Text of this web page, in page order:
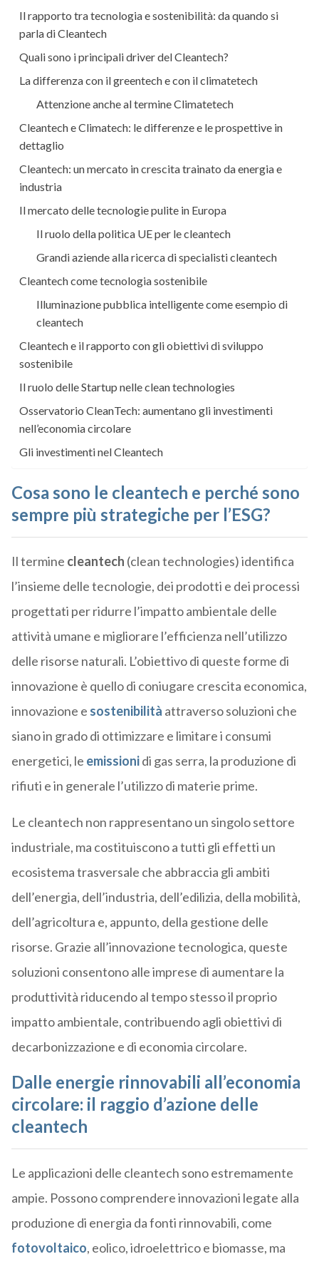
Il rapporto tra tecnologia e sostenibilità: da quando si
parla di Cleantech
Quali sono i principali driver del Cleantech?
La differenza con il greentech e con il climatetech
Attenzione anche al termine Climatetech
Cleantech e Climatech: le differenze e le prospettive in
dettaglio
Cleantech: un mercato in crescita trainato da energia e
industria
Il mercato delle tecnologie pulite in Europa
Il ruolo della politica UE per le cleantech
Grandi aziende alla ricerca di specialisti cleantech
Cleantech come tecnologia sostenibile
Illuminazione pubblica intelligente come esempio di
cleantech
Cleantech e il rapporto con gli obiettivi di sviluppo
sostenibile
Il ruolo delle Startup nelle clean technologies
Osservatorio CleanTech: aumentano gli investimenti
nell’economia circolare
Gli investimenti nel Cleantech
Cosa sono le cleantech e perché sono
sempre più strategiche per l’ESG?
Il termine cleantech (clean technologies) identifica
l’insieme delle tecnologie, dei prodotti e dei processi
progettati per ridurre l’impatto ambientale delle
attività umane e migliorare l’efficienza nell’utilizzo
delle risorse naturali. L’obiettivo di queste forme di
innovazione è quello di coniugare crescita economica,
innovazione e sostenibilità attraverso soluzioni che
siano in grado di ottimizzare e limitare i consumi
energetici, le emissionidi gas serra, la produzione di
rifiuti e in generale l’utilizzo di materie prime.
Le cleantech non rappresentano un singolo settore
industriale, ma costituiscono a tutti gli effetti un
ecosistema trasversale che abbraccia gli ambiti
dell’energia, dell’industria, dell’edilizia, della mobilità,
dell’agricoltura e, appunto, della gestione delle
risorse. Grazie all’innovazione tecnologica, queste
soluzioni consentono alle imprese di aumentare la
produttività riducendo al tempo stesso il proprio
impatto ambientale, contribuendo agli obiettivi di
decarbonizzazione e di economia circolare.
Dalle energie rinnovabili all’economia
circolare: il raggio d’azione delle
cleantech
Le applicazioni delle cleantech sono estremamente
ampie. Possono comprendere innovazioni legate alla
produzione di energia da fonti rinnovabili, come
fotovoltaico, eolico, idroelettrico e biomasse, ma